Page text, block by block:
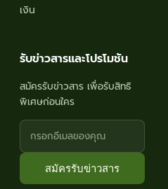
เงิน
รับข่าวสารและโปรโมชัน
สมัครรับข่าวสาร เพื่อรับสิทธิ
พิเศษก่อนใคร
สมัครรับข่าวสาร